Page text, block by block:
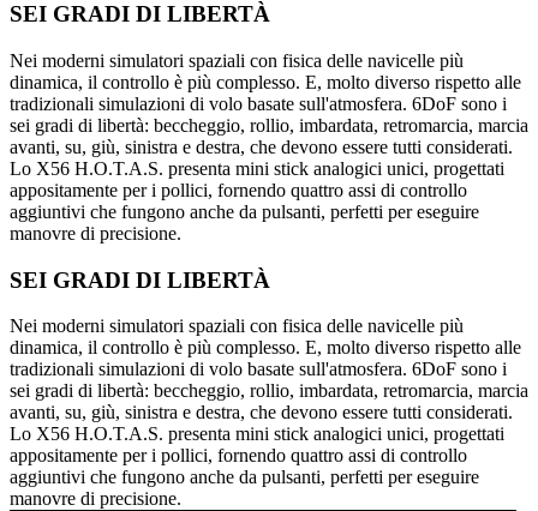
SEI GRADI DI LIBERTÀ
Nei moderni simulatori spaziali con fisica delle navicelle più
dinamica, il controllo è più complesso. E, molto diverso rispetto alle
tradizionali simulazioni di volo basate sull'atmosfera. 6DoF sono i
sei gradi di libertà: beccheggio, rollio, imbardata, retromarcia, marcia
avanti, su, giù, sinistra e destra, che devono essere tutti considerati.
Lo X56 H.O.T.A.S. presenta mini stick analogici unici, progettati
appositamente per i pollici, fornendo quattro assi di controllo
aggiuntivi che fungono anche da pulsanti, perfetti per eseguire
manovre di precisione.
SEI GRADI DI LIBERTÀ
Nei moderni simulatori spaziali con fisica delle navicelle più
dinamica, il controllo è più complesso. E, molto diverso rispetto alle
tradizionali simulazioni di volo basate sull'atmosfera. 6DoF sono i
sei gradi di libertà: beccheggio, rollio, imbardata, retromarcia, marcia
avanti, su, giù, sinistra e destra, che devono essere tutti considerati.
Lo X56 H.O.T.A.S. presenta mini stick analogici unici, progettati
appositamente per i pollici, fornendo quattro assi di controllo
aggiuntivi che fungono anche da pulsanti, perfetti per eseguire
manovre di precisione.